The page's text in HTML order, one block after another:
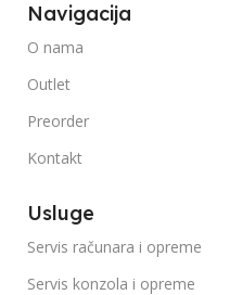
Navigacija
O nama
Outlet
Preorder
Kontakt
Usluge
Servis računara i opreme
Servis konzola i opreme